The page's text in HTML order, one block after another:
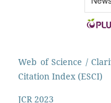
Web of Science /
Citation Index (ESCI)
JCR 2023